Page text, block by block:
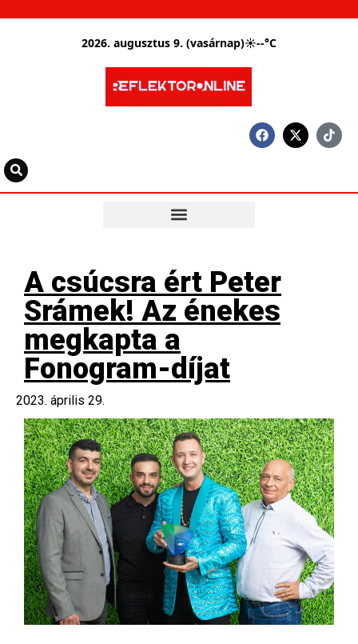
2026. augusztus 9. (vasárnap)☀--°C
A csúcsra ért Peter
Srámek! Az énekes
megkapta a
Fonogram-díjat
2023. április 29.